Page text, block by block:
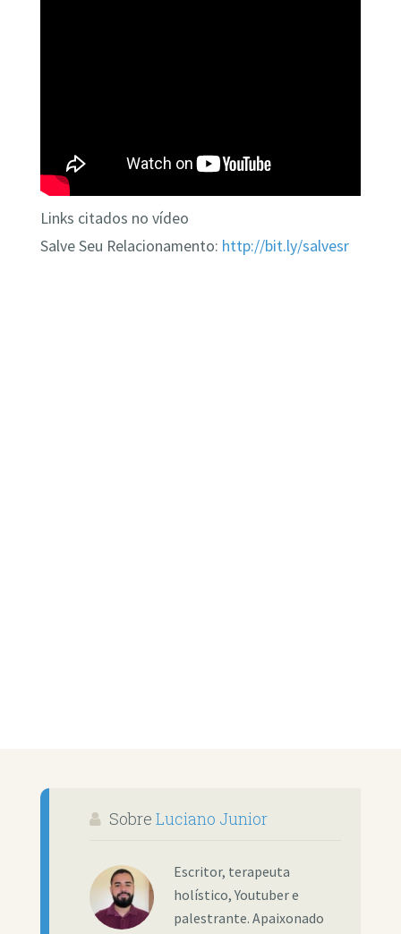
Links citados no vídeo
Salve Seu Relacionamento: http://bit.ly/salvesr
Sobre Luciano Junior
Escritor, terapeuta
holístico, Youtuber e
palestrante. Apaixonado